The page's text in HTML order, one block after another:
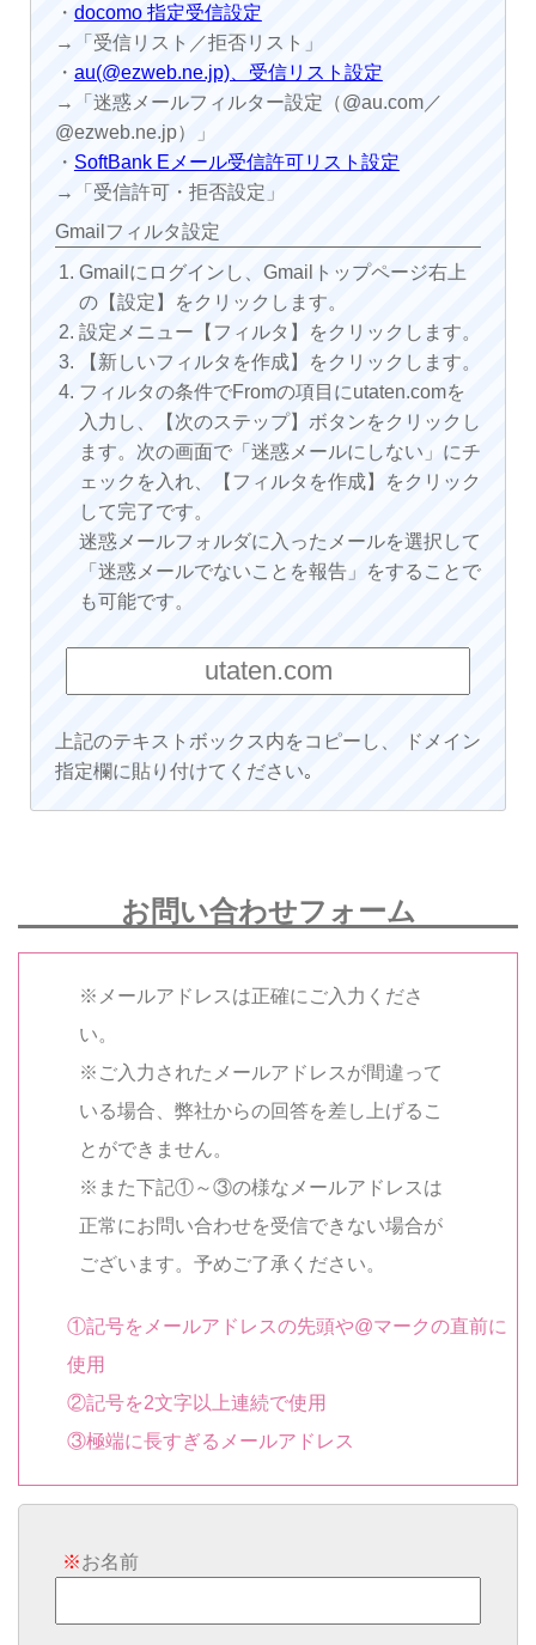
・ docomo 指定受信設定
→「受信リスト／拒否リスト」
・ au(@ezweb.ne.jp)、受信リスト設定
→「迷惑メールフィルター設定（@au.com／
@ezweb.ne.jp）」
・ SoftBank Eメール受信許可リスト設定
→「受信許可・拒否設定」
Gmailフィルタ設定
Gmailにログインし、Gmailトップページ右上
の【設定】をクリックします。
設定メニュー【フィルタ】をクリックします。
【新しいフィルタを作成】をクリックします。
フィルタの条件でFromの項目にutaten.comを
入力し、【次のステップ】ボタンをクリックし
ます。次の画面で「迷惑メールにしない」にチ
ェックを入れ、【フィルタを作成】をクリック
して完了です。
迷惑メールフォルダに入ったメールを選択して
「迷惑メールでないことを報告」をすることで
も可能です。
上記のテキストボックス内をコピーし、 ドメイン
指定欄に貼り付けてください｡
お問い合わせフォーム
※メールアドレスは正確にご入力くださ
い。
※ご入力されたメールアドレスが間違って
いる場合、弊社からの回答を差し上げるこ
とができません。
※また下記①～③の様なメールアドレスは
正常にお問い合わせを受信できない場合が
ございます。予めご了承ください。
①記号をメールアドレスの先頭や@マークの直前に
使用
②記号を2文字以上連続で使用
③極端に長すぎるメールアドレス
※お名前